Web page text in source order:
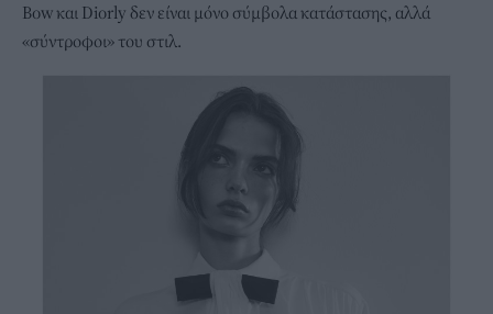
Bow και Diorly δεν είναι μόνο σύμβολα κατάστασης, αλλά
«σύντροφοι» του στιλ.